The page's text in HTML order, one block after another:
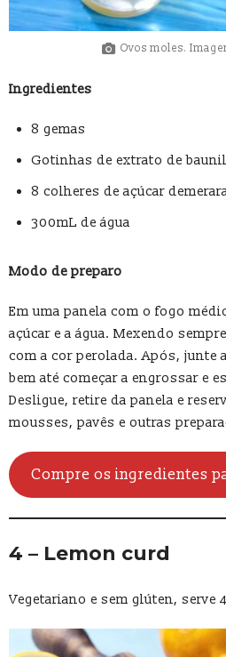
Ovos moles.
Ingredientes
8 gemas
Gotinhas de extrato de
8 colheres de açúcar
300mL de água
Modo de preparo
Em uma panela com o fogo
açúcar e a água. Mexendo
com a cor perolada. Após, junte
bem até começar a engrossar e
Desligue, retire da panela e
mousses, pavês e outras
Compre os ingredientes
4 – Lemon curd
Vegetariano e sem glúten, serve